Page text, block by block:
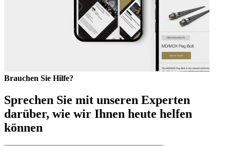
Brauchen Sie Hilfe?
Sprechen Sie mit unseren Experten
darüber, wie wir Ihnen heute helfen
können